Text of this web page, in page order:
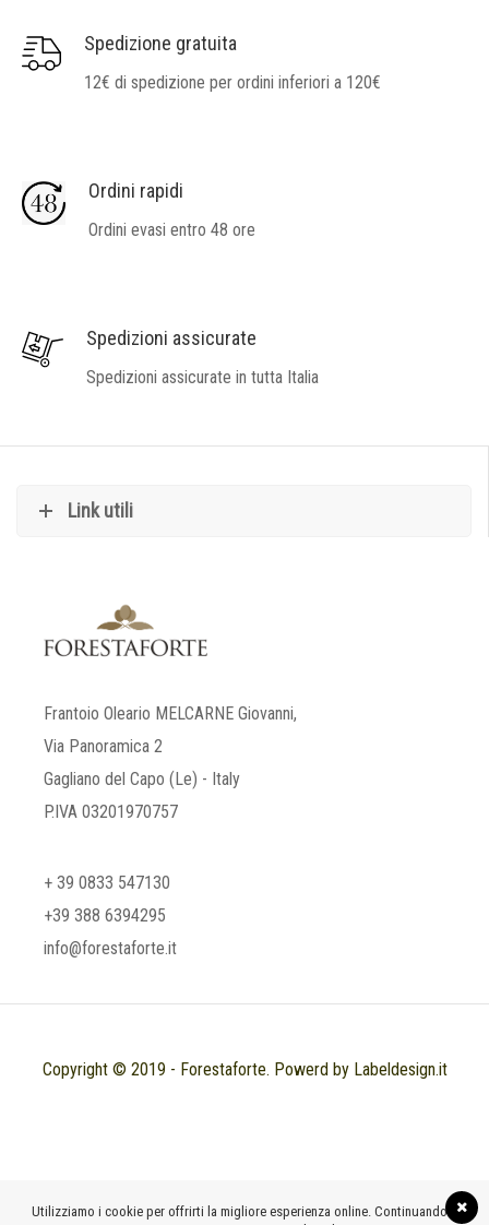
Spedizione gratuita
12€ di spedizione per ordini inferiori a 120€
Ordini rapidi
Ordini evasi entro 48 ore
Spedizioni assicurate
Spedizioni assicurate in tutta Italia
Link utili
Frantoio Oleario MELCARNE Giovanni,
Via Panoramica 2
Gagliano del Capo (Le) - Italy
P.IVA 03201970757
+ 39 0833 547130
+39 388 6394295
info@forestaforte.it
Copyright © 2019 - Forestaforte. Powerd by Labeldesign.it
Utilizziamo i cookie per offrirti la migliore esperienza online. Continuando a